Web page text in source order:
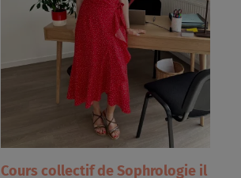
Cours collectif de Sophrologie il